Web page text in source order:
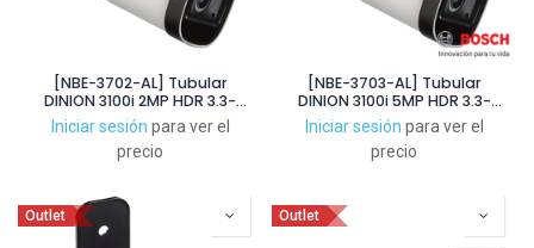
[NBE-3702-AL] Tubular
DINION 3100i 2MP HDR 3.3-
10.2mm IP66 IK10 IR30m
Iniciar sesión para ver el
precio
[NBE-3703-AL] Tubular
DINION 3100i 5MP HDR 3.3-
10.2mm IP66 IK10 IR30m
Iniciar sesión para ver el
precio
Outlet Outlet